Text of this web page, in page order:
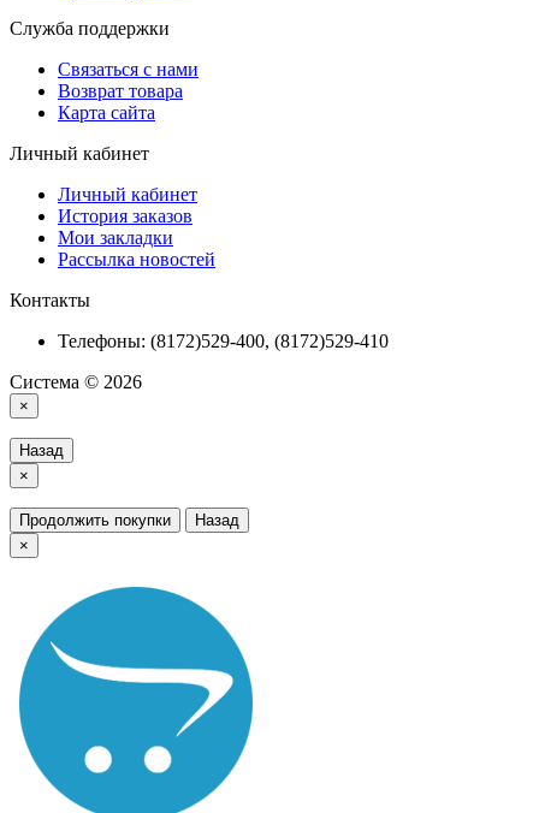
Служба поддержки
Связаться с нами
Возврат товара
Карта сайта
Личный кабинет
Личный кабинет
История заказов
Мои закладки
Рассылка новостей
Контакты
Телефоны: (8172)529-400, (8172)529-410
Система © 2026
×
Назад
×
Продолжить покупки
Назад
×